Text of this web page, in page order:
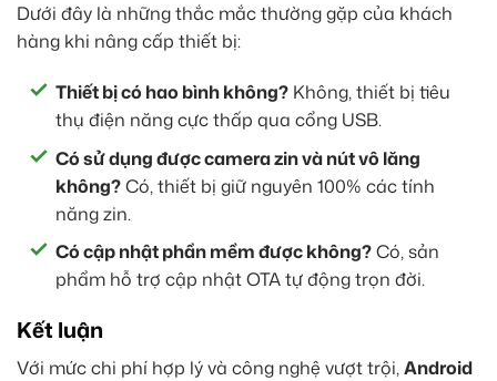
Dưới đây là những thắc mắc thường gặp của khách
hàng khi nâng cấp thiết bị:
Thiết bị có hao bình không? Không, thiết bị tiêu
thụ điện năng cực thấp qua cổng USB.
Có sử dụng được camera zin và nút vô lăng
không?Có, thiết bị giữ nguyên 100% các tính
năng zin.
Có cập nhật phần mềm được không?Có, sản
phẩm hỗ trợ cập nhật OTA tự động trọn đời.
Kết luận
Với mức chi phí hợp lý và công nghệ vượt trội,Android